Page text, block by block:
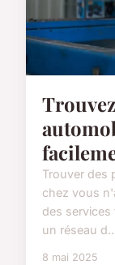
Trouver des
chez vous
des services
un réseau
8 mai 2025